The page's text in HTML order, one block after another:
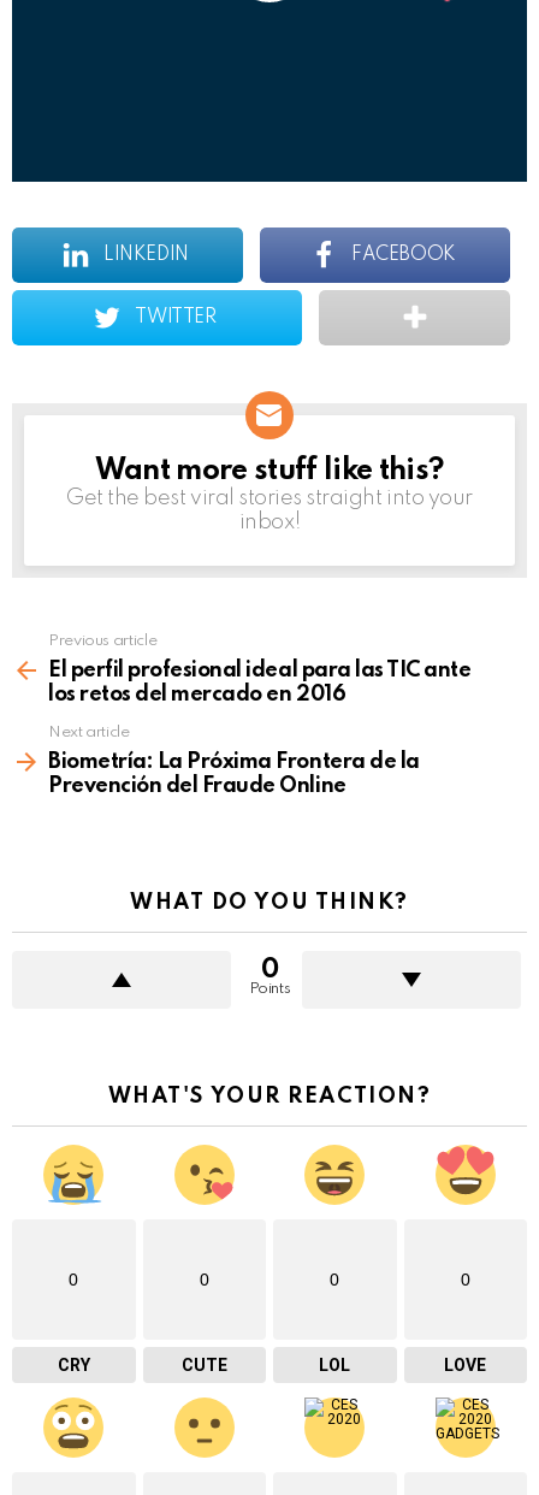
LINKEDIN FACEBOOK
TWITTER
NEWSLETTER
Want more stuff like this?
Get the best viral stories straight into your
inbox!
more
Previous article
El perfil profesional ideal para las TIC ante
los retos del mercado en 2016
Next article
Biometría: La Próxima Frontera de la
Prevención del Fraude Online
WHAT DO YOU THINK?
0
Points
WHAT'S YOUR REACTION?
0
CRY
0
CUTE
0
LOL
0
LOVE